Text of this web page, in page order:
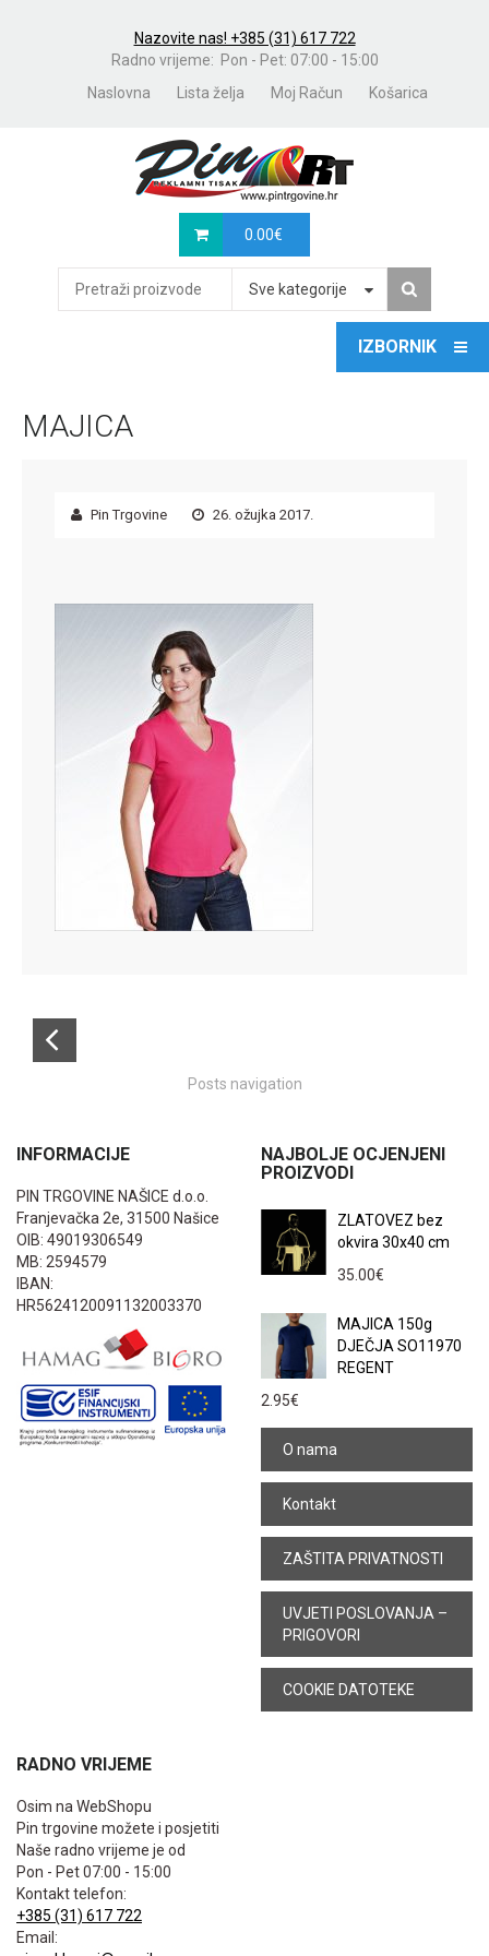
Nazovite nas! +385 (31) 617 722
Radno vrijeme: Pon - Pet: 07:00 - 15:00
Naslovna
Lista želja Moj Račun Košarica
0.00€
Sve kategorije
MAJICA
Pin Trgovine 26. ožujka 2017.
Posts navigation
INFORMACIJE
PIN TRGOVINE NAŠICE d.o.o.
Franjevačka 2e, 31500 Našice
OIB: 49019306549
MB: 2594579
IBAN:
HR5624120091132003370
NAJBOLJE OCJENJENI
PROIZVODI
ZLATOVEZ bez
okvira 30x40 cm
35.00€
MAJICA 150g
DJEČJA SO11970
REGENT
2.95€
O nama
Kontakt
ZAŠTITA PRIVATNOSTI
UVJETI POSLOVANJA –
PRIGOVORI
COOKIE DATOTEKE
RADNO VRIJEME
Osim na WebShopu
Pin trgovine možete i posjetiti
Naše radno vrijeme je od
Pon - Pet 07:00 - 15:00
Kontakt telefon:
+385 (31) 617 722
Email: